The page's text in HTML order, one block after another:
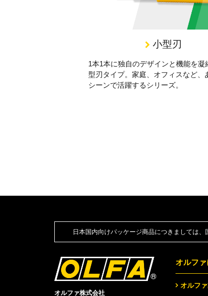
小型刃
1本1本に独自のデザインと機能を凝
型刃タイプ。家庭、オフィスなど、
シーンで活躍するシリーズ。
日本国内向けパッケージ商品につきましては
オルファ株式会社
オルフ
オルフ